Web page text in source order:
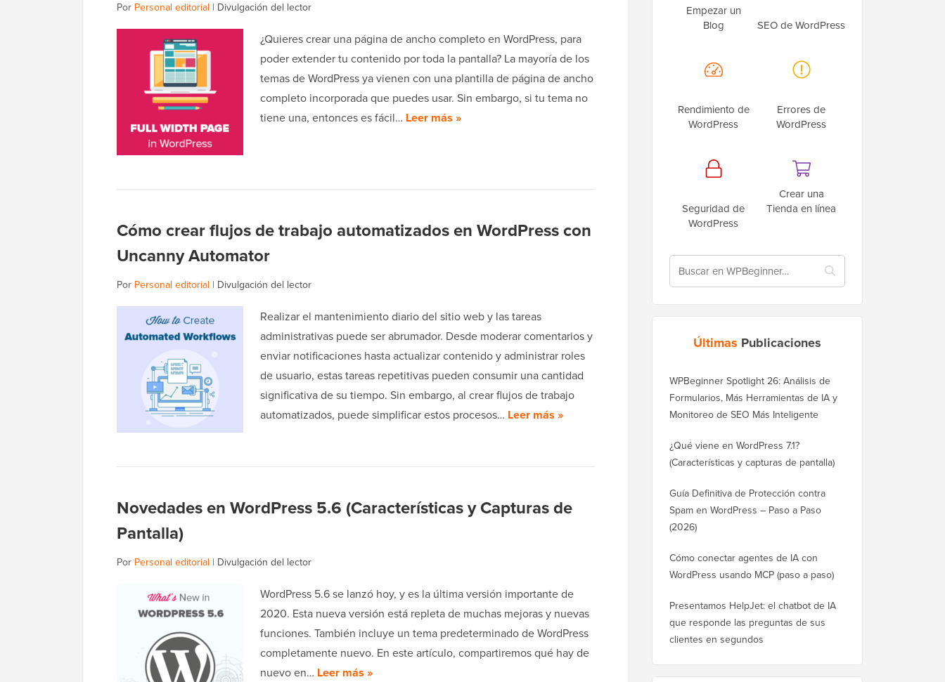
Por Personal editorial | Divulgación del lector
¿Quieres crear una página de ancho completo en WordPress, para
poder extender tu contenido por toda la pantalla? La mayoría de los
temas de WordPress ya vienen con una plantilla de página de ancho
completo incorporada que puedes usar. Sin embargo, si tu tema no
tiene una, entonces es fácil… Leer más »
Cómo crear flujos de trabajo automatizados en WordPress con
Uncanny Automator
Por Personal editorial | Divulgación del lector
Realizar el mantenimiento diario del sitio web y las tareas
administrativas puede ser abrumador. Desde moderar comentarios y
enviar notificaciones hasta actualizar contenido y administrar roles
de usuario, estas tareas repetitivas pueden consumir una cantidad
significativa de su tiempo. Sin embargo, al crear flujos de trabajo
automatizados, puede simplificar estos procesos… Leer más »
Novedades en WordPress 5.6 (Características y Capturas de
Pantalla)
Por Personal editorial | Divulgación del lector
WordPress 5.6 se lanzó hoy, y es la última versión importante de
2020. Esta nueva versión está repleta de muchas mejoras y nuevas
funciones. También incluye un tema predeterminado de WordPress
completamente nuevo. En este artículo, compartiremos qué hay de
nuevo en… Leer más »
Empezar un
Blog
SEO de WordPress
Rendimiento de
WordPress
Errores de
WordPress
Seguridad de
WordPress
Crear una
Tienda en línea
Últimas Publicaciones
WPBeginner Spotlight 26: Análisis de
Formularios, Más Herramientas de IA y
Monitoreo de SEO Más Inteligente
¿Qué viene en WordPress 7.1?
(Características y capturas de pantalla)
Guía Definitiva de Protección contra
Spam en WordPress – Paso a Paso
(2026)
Cómo conectar agentes de IA con
WordPress usando MCP (paso a paso)
Presentamos HelpJet: el chatbot de IA
que responde las preguntas de sus
clientes en segundos